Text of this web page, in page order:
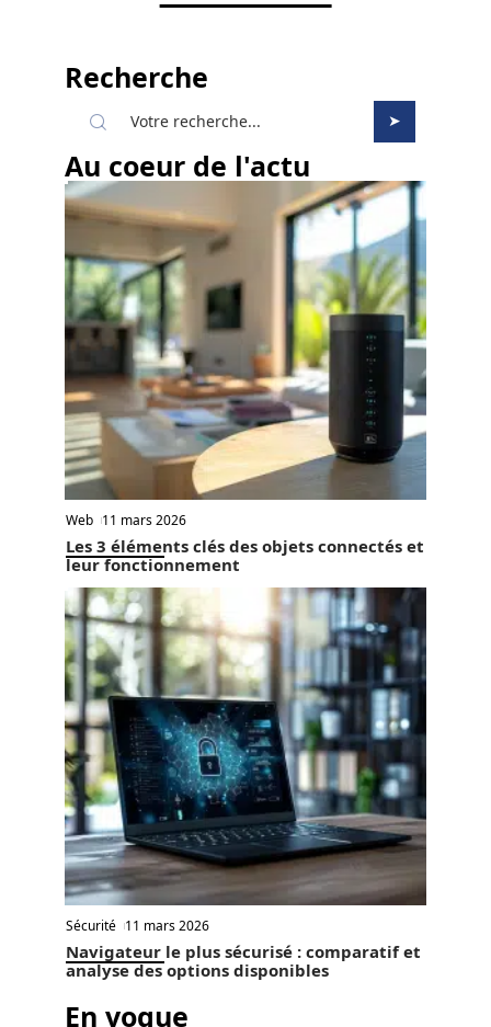
Recherche
Au coeur de l'actu
Web 11 mars 2026
Les 3 éléments clés des objets connectés et
leur fonctionnement
Sécurité 11 mars 2026
Navigateur le plus sécurisé : comparatif et
analyse des options disponibles
En vogue